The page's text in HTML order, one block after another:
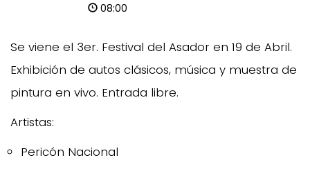
08:00
Se viene el 3er. Festival del Asador en 19 de Abril.
Exhibición de autos clásicos, música y muestra de
pintura en vivo. Entrada libre.
Artistas:
Pericón Nacional